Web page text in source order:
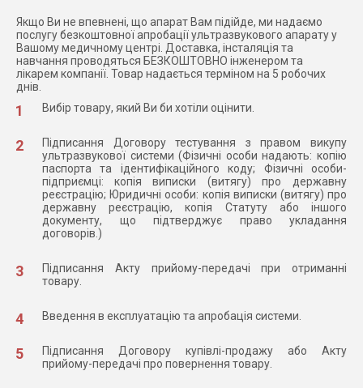
Якщо Ви не впевнені, що апарат Вам підійде, ми надаємо
послугу безкоштовної апробації ультразвукового апарату у
Вашому медичному центрі. Доставка, інсталяція та
навчання проводяться БЕЗКОШТОВНО інженером та
лікарем компанії. Товар надається терміном на 5 робочих
днів.
Вибір товару, який Ви би хотіли оцінити.
Підписання Договору тестування з правом викупу
ультразвукової системи (Фізичні особи надають: копію
паспорта та ідентифікаційного коду; Фізичні особи-
підприємці: копія виписки (витягу) про державну
реєстрацію; Юридичні особи: копія виписки (витягу) про
державну реєстрацію, копія Статуту або іншого
документу, що підтверджує право укладання
договорів.)
Підписання Акту прийому-передачі при отриманні
товару.
Введення в експлуатацію та апробація системи.
Підписання Договору купівлі-продажу або Акту
прийому-передачі про повернення товару.